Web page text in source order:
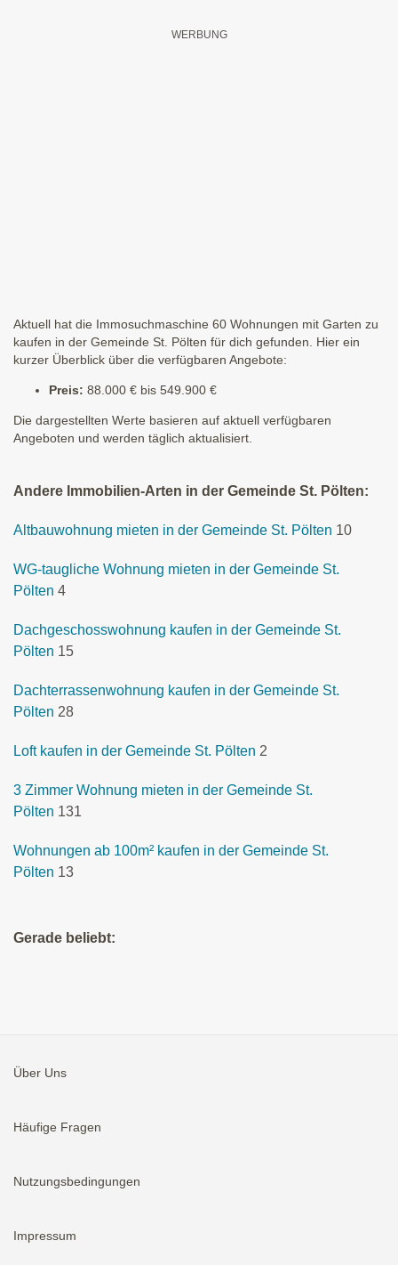
Aktuell hat die Immosuchmaschine 60 Wohnungen mit Garten zu
kaufen in der Gemeinde St. Pölten für dich gefunden. Hier ein
kurzer Überblick über die verfügbaren Angebote:
Preis: 88.000 € bis 549.900 €
Die dargestellten Werte basieren auf aktuell verfügbaren
Angeboten und werden täglich aktualisiert.
Andere Immobilien-Arten in der Gemeinde St. Pölten:
Altbauwohnung mieten in der Gemeinde St. Pölten 10
WG-taugliche Wohnung mieten in der Gemeinde St.
Pölten 4
Dachgeschosswohnung kaufen in der Gemeinde St.
Pölten 15
Dachterrassenwohnung kaufen in der Gemeinde St.
Pölten 28
Loft kaufen in der Gemeinde St. Pölten 2
3 Zimmer Wohnung mieten in der Gemeinde St.
Pölten 131
Wohnungen ab 100m² kaufen in der Gemeinde St.
Pölten 13
Gerade beliebt:
Über Uns
Häufige Fragen
Nutzungsbedingungen
Impressum